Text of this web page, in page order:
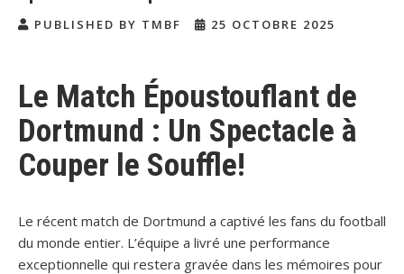
PUBLISHED BY TMBF 25 OCTOBRE 2025
Le Match Époustouflant de
Dortmund : Un Spectacle à
Couper le Souffle!
Le récent match de Dortmund a captivé les fans du football
du monde entier. L’équipe a livré une performance
exceptionnelle qui restera gravée dans les mémoires pour